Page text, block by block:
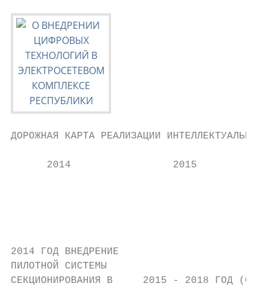
ДОРОЖНАЯ КАРТА РЕАЛИЗАЦИИ
2014                 2015
2014 ГОД ВНЕДРЕНИЕ
ПИЛОТНОЙ СИСТЕМЫ
СЕКЦИОНИРОВАНИЯ В     2015 - 2018 ГОД (С